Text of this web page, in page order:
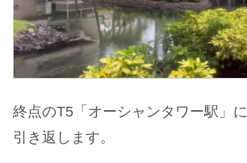
終点のT5「オーシャンタワー駅」に
引き返します。